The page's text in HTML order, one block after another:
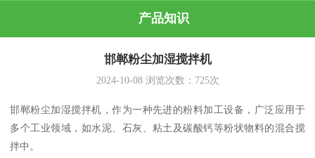
产品知识
邯郸粉尘加湿搅拌机
2024-10-08浏览次数： 725次
邯郸粉尘加湿搅拌机，作为一种先进的粉料加工设备，广泛应用于
多个工业领域，如水泥、石灰、粘土及碳酸钙等粉状物料的混合搅
拌中。